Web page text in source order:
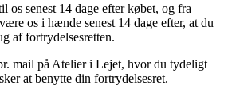
os senest 14 dage efter købet, og fra
os i hænde senest 14 dage efter, at du
af fortrydelsesretten.
mail på Atelier i Lejet, hvor du tydeligt
at benytte din fortrydelsesret.